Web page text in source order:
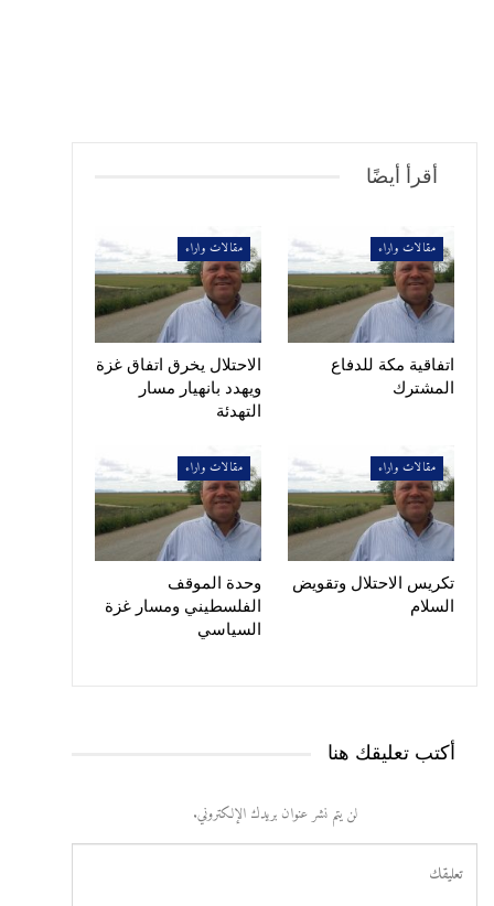
أقرأ أيضًا
مقالات واراء
اتفاقية مكة للدفاع
المشترك
مقالات واراء
الاحتلال يخرق اتفاق غزة
ويهدد بانهيار مسار
التهدئة
مقالات واراء
تكريس الاحتلال وتقويض
السلام
مقالات واراء
وحدة الموقف
الفلسطيني ومسار غزة
السياسي
أكتب تعليقك هنا
لن يتم نشر عنوان بريدك الإلكتروني.